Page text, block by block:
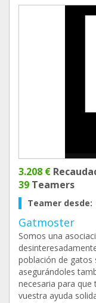
3.208 €
39 Teamers
Teamer desde:
Gatmoster
Somos una
población de gatos
asegurándoles
necesaria para que
vuestra ayuda